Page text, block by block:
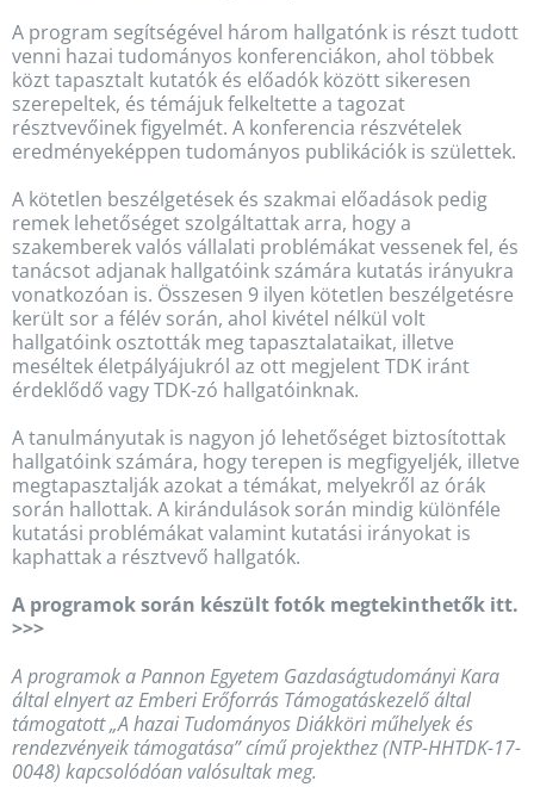
A program segítségével három hallgatónk is részt tudott
venni hazai tudományos konferenciákon, ahol többek
közt tapasztalt kutatók és előadók között sikeresen
szerepeltek, és témájuk felkeltette a tagozat
résztvevőinek figyelmét. A konferencia részvételek
eredményeképpen tudományos publikációk is születtek.
A kötetlen beszélgetések és szakmai előadások pedig
remek lehetőséget szolgáltattak arra, hogy a
szakemberek valós vállalati problémákat vessenek fel, és
tanácsot adjanak hallgatóink számára kutatás irányukra
vonatkozóan is. Összesen 9 ilyen kötetlen beszélgetésre
került sor a félév során, ahol kivétel nélkül volt
hallgatóink osztották meg tapasztalataikat, illetve
meséltek életpályájukról az ott megjelent TDK iránt
érdeklődő vagy TDK-zó hallgatóinknak.
A tanulmányutak is nagyon jó lehetőséget biztosítottak
hallgatóink számára, hogy terepen is megfigyeljék, illetve
megtapasztalják azokat a témákat, melyekről az órák
során hallottak. A kirándulások során mindig különféle
kutatási problémákat valamint kutatási irányokat is
kaphattak a résztvevő hallgatók.
A programok során készült fotók megtekinthetők itt.
>>>
A programok a Pannon Egyetem Gazdaságtudományi Kara
által elnyert az Emberi Erőforrás Támogatáskezelő által
támogatott „A hazai Tudományos Diákköri műhelyek és
rendezvényeik támogatása” című projekthez (NTP-HHTDK-17-
0048) kapcsolódóan valósultak meg.